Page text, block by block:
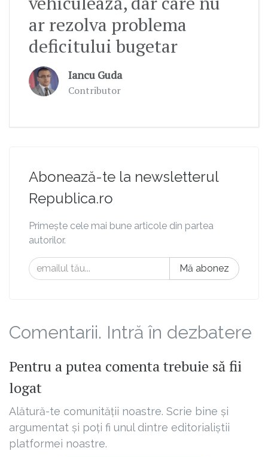
ar rezolva problema
deficitului bugetar
Iancu Guda
Contributor
Abonează-te la newsletterul
Republica.ro
Primește cele mai bune articole din partea
autorilor.
Mă abonez
Comentarii. Intră în dezbatere
Pentru a putea comenta trebuie să fii
logat
Alătură-te comunității noastre. Scrie bine și
argumentat și poți fi unul dintre editorialiștii
platformei noastre.